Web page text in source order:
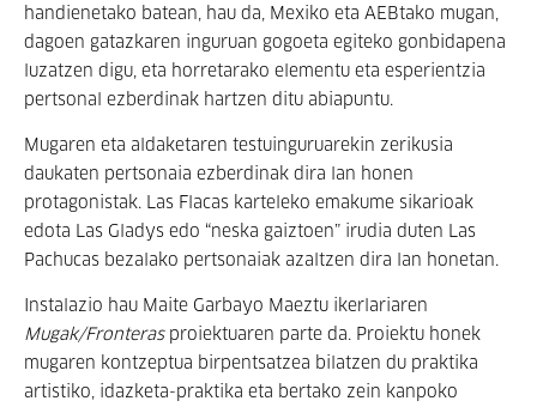
handienetako batean, hau da, Mexiko eta AEBtako mugan,
dagoen gatazkaren inguruan gogoeta egiteko gonbidapena
luzatzen digu, eta horretarako elementu eta esperientzia
pertsonal ezberdinak hartzen ditu abiapuntu.
Mugaren eta aldaketaren testuinguruarekin zerikusia
daukaten pertsonaia ezberdinak dira lan honen
protagonistak. Las Flacas karteleko emakume sikarioak
edota Las Gladys edo “neska gaiztoen” irudia duten Las
Pachucas bezalako pertsonaiak azaltzen dira lan honetan.
Instalazio hau Maite Garbayo Maeztu ikerlariaren
Mugak/Fronterasproiektuaren parte da. Proiektu honek
mugaren kontzeptua birpentsatzea bilatzen du praktika
artistiko, idazketa-praktika eta bertako zein kanpoko